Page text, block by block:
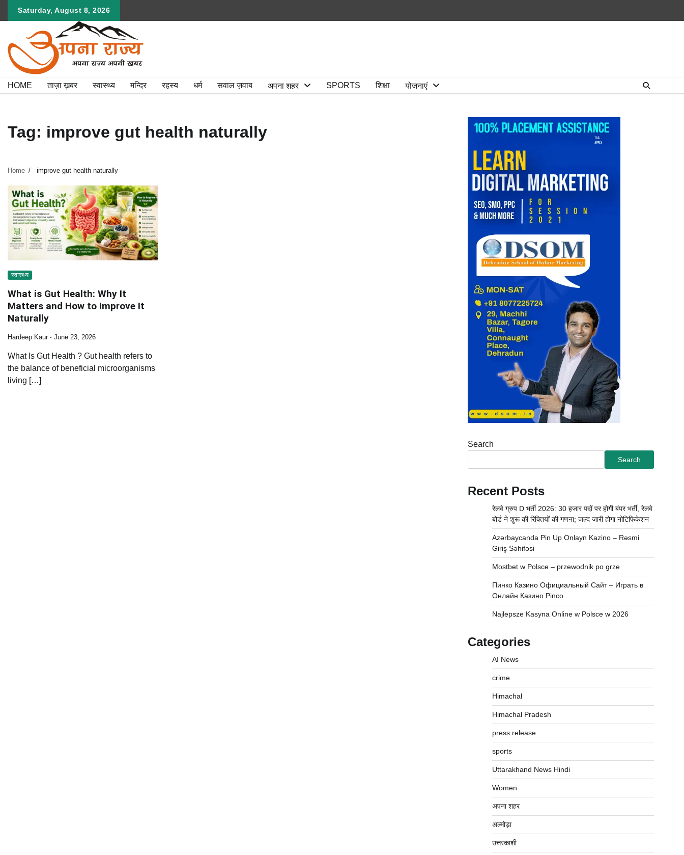
Saturday, August 8, 2026
HOME ताज़ा ख़बर स्वास्थ्य मन्दिर रहस्य धर्म सवाल ज़वाब अपना शहर SPORTS शिक्षा योजनाएं
Tag: improve gut health naturally
Home improve gut health naturally
स्वास्थ्य
What is Gut Health: Why It
Matters and How to Improve It
Naturally
Hardeep Kaur June 23, 2026
What Is Gut Health ? Gut health refers to
the balance of beneficial microorganisms
living […]
Search
Search
Recent Posts
रेलवे ग्रुप D भर्ती 2026: 30 हजार पदों पर होगी बंपर भर्ती, रेलवे
बोर्ड ने शुरू की रिक्तियों की गणना; जल्द जारी होगा नोटिफिकेशन
Azərbaycanda Pin Up Onlayn Kazino – Rəsmi
Giriş Səhifəsi
Mostbet w Polsce – przewodnik po grze
Пинко Казино Официальный Сайт – Играть в
Онлайн Казино Pinco
Najlepsze Kasyna Online w Polsce w 2026
Categories
AI News
crime
Himachal
Himachal Pradesh
press release
sports
Uttarakhand News Hindi
Women
अपना शहर
अल्मोड़ा
उत्तरकाशी